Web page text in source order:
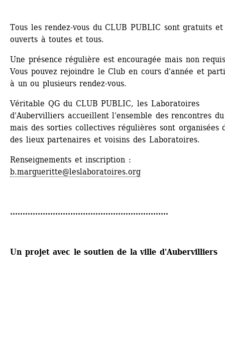
Tous les rendez-vous du CLUB PUBLIC sont gratuits et
ouverts à toutes et tous.
Une présence régulière est encouragée mais non
Vous pouvez rejoindre le Club en cours d'année et
à un ou plusieurs rendez-vous.
Véritable QG du CLUB PUBLIC, les Laboratoires
d'Aubervilliers accueillent l'ensemble des rencontres
mais des sorties collectives régulières sont organisées
des lieux partenaires et voisins des Laboratoires.
Renseignements et inscription :
b.margueritte@leslaboratoires.org
...............................................................
Un projet avec le soutien de la ville d'Aubervilliers